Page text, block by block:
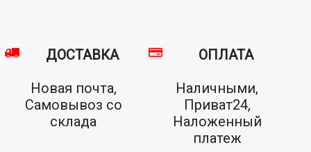
ДОСТАВКА
Новая почта,
Самовывоз со
склада
ОПЛАТА
Наличными,
Приват24,
Наложенный
платеж